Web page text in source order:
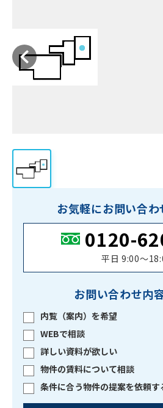
お気軽にお問い合
0120-
平日 9:00〜
お問い合わせ内
内覧（案内）を希望
WEBで相談
詳しい資料が欲しい
物件の賃料について相談
条件に合う物件の提案を依頼す